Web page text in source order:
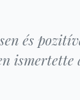
és
ismertette